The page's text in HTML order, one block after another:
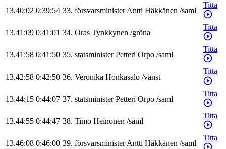
13.40:02 0:39:54 33. försvarsministerAntti Häkkänen /saml
Titta
13.41:09 0:41:01 34. Oras Tynkkynen /gröna
Titta
13.41:58 0:41:50 35. statsminister Petteri Orpo /saml
Titta
13.42:58 0:42:50 36. Veronika Honkasalo /vänst
Titta
13.44:15 0:44:07 37. statsminister Petteri Orpo /saml
Titta
13.44:55 0:44:47 38. Timo Heinonen /saml
Titta
13.46:08 0:46:00 39. försvarsministerAntti Häkkänen /saml
Titta